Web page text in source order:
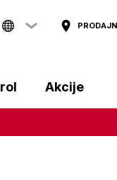
Akcije